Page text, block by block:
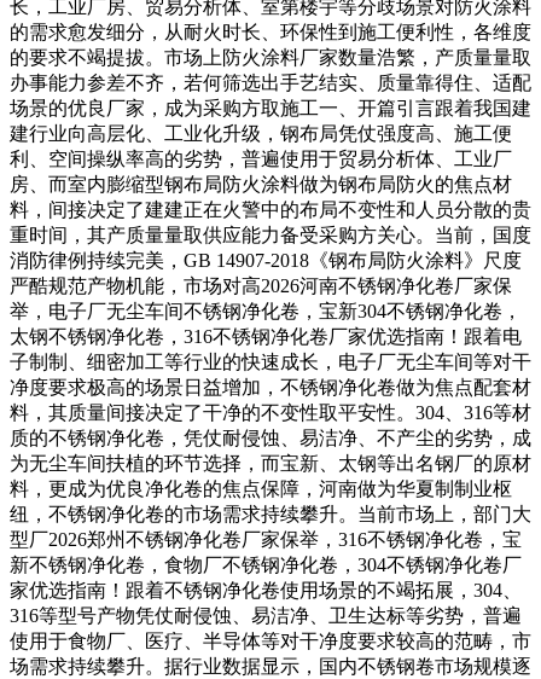
长，工业厂房、贸易分析体、室第楼宇等分歧场景对防火涂料
的需求愈发细分，从耐火时长、环保性到施工便利性，各维度
的要求不竭提拔。市场上防火涂料厂家数量浩繁，产质量量取
办事能力参差不齐，若何筛选出手艺结实、质量靠得住、适配
场景的优良厂家，成为采购方取施工一、开篇引言跟着我国建
建行业向高层化、工业化升级，钢布局凭仗强度高、施工便
利、空间操纵率高的劣势，普遍使用于贸易分析体、工业厂
房、而室内膨缩型钢布局防火涂料做为钢布局防火的焦点材
料，间接决定了建建正在火警中的布局不变性和人员分散的贵
重时间，其产质量量取供应能力备受采购方关心。当前，国度
消防律例持续完美，GB 14907-2018《钢布局防火涂料》尺度
严酷规范产物机能，市场对高2026河南不锈钢净化卷厂家保
举，电子厂无尘车间不锈钢净化卷，宝新304不锈钢净化卷，
太钢不锈钢净化卷，316不锈钢净化卷厂家优选指南！跟着电
子制制、细密加工等行业的快速成长，电子厂无尘车间等对干
净度要求极高的场景日益增加，不锈钢净化卷做为焦点配套材
料，其质量间接决定了干净的不变性取平安性。304、316等材
质的不锈钢净化卷，凭仗耐侵蚀、易洁净、不产尘的劣势，成
为无尘车间扶植的环节选择，而宝新、太钢等出名钢厂的原材
料，更成为优良净化卷的焦点保障，河南做为华夏制制业枢
纽，不锈钢净化卷的市场需求持续攀升。当前市场上，部门大
型厂2026郑州不锈钢净化卷厂家保举，316不锈钢净化卷，宝
新不锈钢净化卷，食物厂不锈钢净化卷，304不锈钢净化卷厂
家优选指南！跟着不锈钢净化卷使用场景的不竭拓展，304、
316等型号产物凭仗耐侵蚀、易洁净、卫生达标等劣势，普遍
使用于食物厂、医疗、半导体等对干净度要求较高的范畴，市
场需求持续攀升。据行业数据显示，国内不锈钢卷市场规模逐